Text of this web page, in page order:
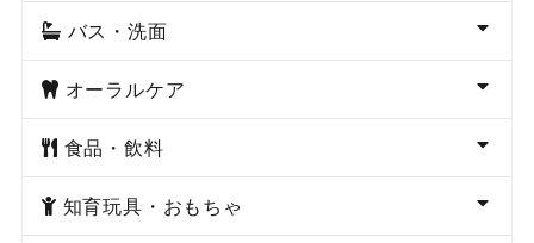
バス・洗面
オーラルケア
食品・飲料
知育玩具・おもちゃ